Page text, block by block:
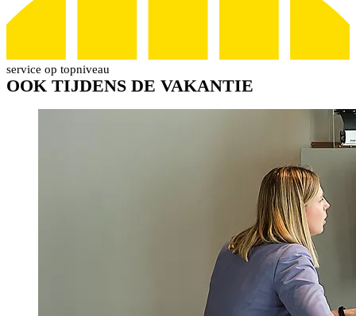
service op topniveau
OOK TIJDENS DE VAKANTIE